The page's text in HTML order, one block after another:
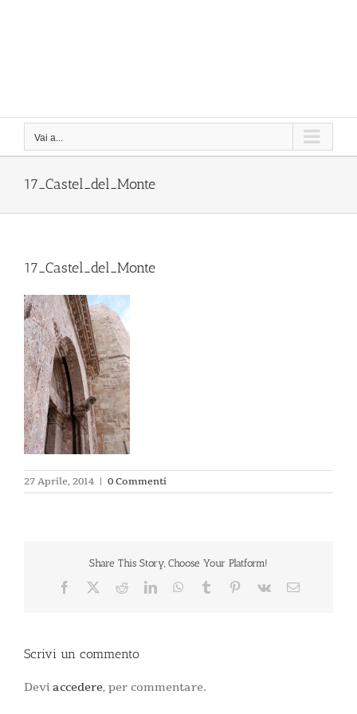
Vai a...
17_Castel_del_Monte
17_Castel_del_Monte
27 Aprile, 2014 | 0 Commenti
Share This Story, Choose Your Platform!
Facebook RedditLinkedInWhatsApp
Tumblr Pinterest
Vk Email
Scrivi un commento
Devi accedere, per commentare.